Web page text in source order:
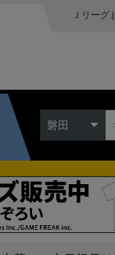
Ｊリーグ
磐田